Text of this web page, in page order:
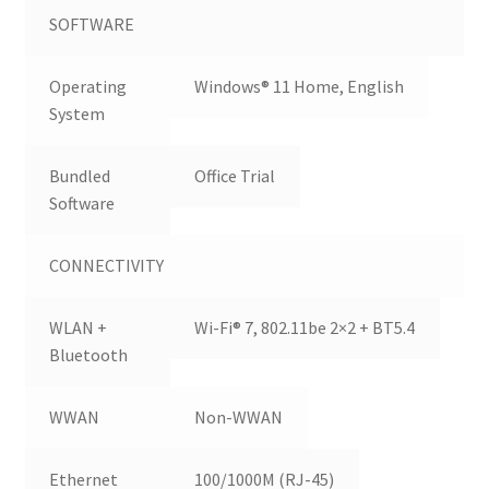
SOFTWARE
Operating
System
Windows® 11 Home, English
Bundled
Software
Office Trial
CONNECTIVITY
WLAN +
Bluetooth
Wi-Fi® 7, 802.11be 2×2 + BT5.4
WWAN Non-WWAN
Ethernet 100/1000M (RJ-45)